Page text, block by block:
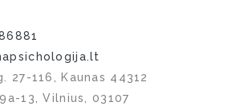
27-116, Kaunas 44312
13, Vilnius, 03107